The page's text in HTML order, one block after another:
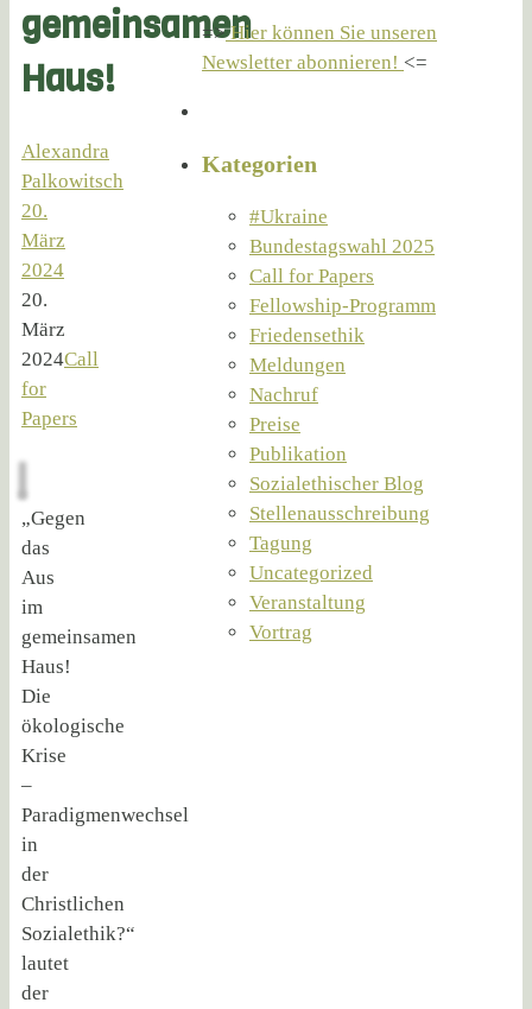
gemeinsamen
Haus!
Alexandra
Palkowitsch
20.
März
2024
20.
März
2024Call
for
Papers
„Gegen
das
Aus
im
gemeinsamen
Haus!
Die
ökologische
Krise
–
Paradigmenwechsel
in
der
Christlichen
Sozialethik?“
lautet
der
=>Hier können Sie unseren
Newsletter abonnieren! <=
Kategorien
#Ukraine
Bundestagswahl 2025
Call for Papers
Fellowship-Programm
Friedensethik
Meldungen
Nachruf
Preise
Publikation
Sozialethischer Blog
Stellenausschreibung
Tagung
Uncategorized
Veranstaltung
Vortrag